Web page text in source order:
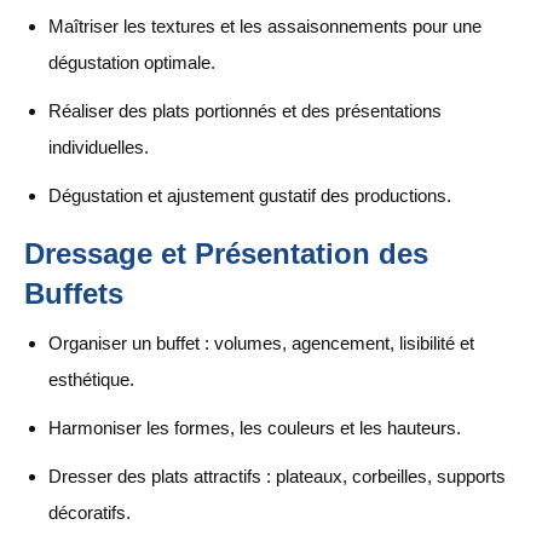
Maîtriser les textures et les assaisonnements pour une
dégustation optimale.
Réaliser des plats portionnés et des présentations
individuelles.
Dégustation et ajustement gustatif des productions.
Dressage et Présentation des
Buffets
Organiser un buffet : volumes, agencement, lisibilité et
esthétique.
Harmoniser les formes, les couleurs et les hauteurs.
Dresser des plats attractifs : plateaux, corbeilles, supports
décoratifs.